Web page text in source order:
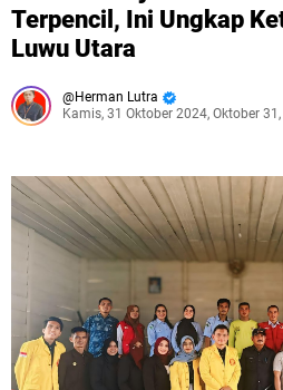
Terpencil, Ini Ungkap
Luwu Utara
Herman Lutra
Kamis, 31 Oktober 2024, Oktober